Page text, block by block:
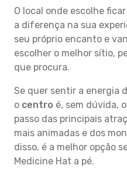
O local onde escolhe
a diferença na sua
seu próprio encanto e
escolher o melhor sítio,
que procura.
Se quer sentir a energia
o centro é, sem dúvida,
passo das principais
mais animadas e dos
disso, é a melhor opção
Medicine Hat a pé.